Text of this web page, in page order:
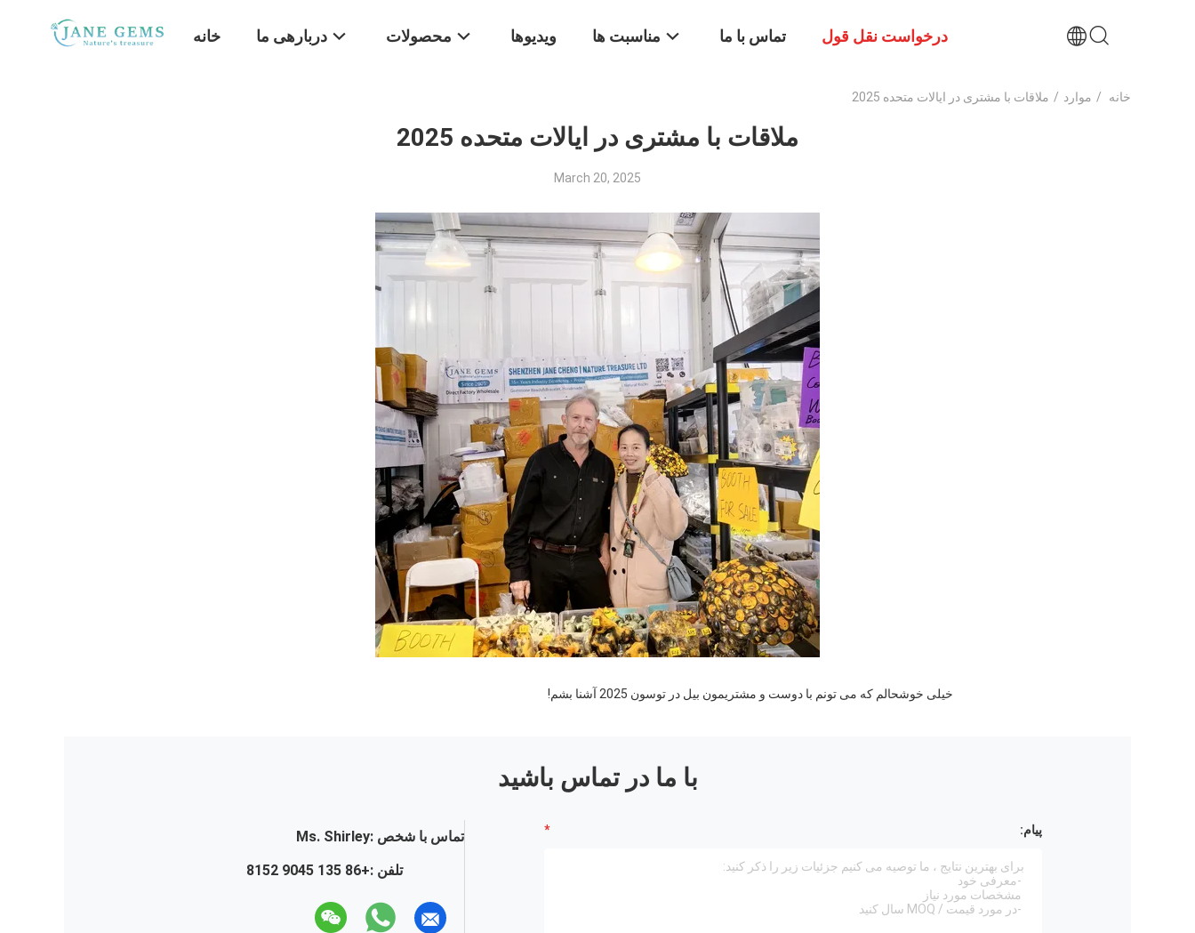
خانه دربارهی ما محصولات ویدیوها مناسبت ها تماس با ما درخواست نقل قول
خانه / موارد / ملاقات با مشتری در ایالات متحده 2025
ملاقات با مشتری در ایالات متحده 2025
March 20, 2025
خیلی خوشحالم که می تونم با دوست و مشتریمون بیل در توسون 2025 آشنا بشم!
با ما در تماس باشید
تماس با شخص :Ms. Shirley
تلفن :+86 135 9045 8152
پیام: